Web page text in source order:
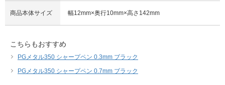
商品本体サイズ 幅12mm×奥行10mm×高さ142mm
こちらもおすすめ
PGメタル350 シャープペン 0.3mm ブラック
PGメタル350 シャープペン 0.7mm ブラック